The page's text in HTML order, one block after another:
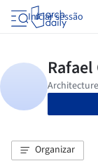
Iniciar sessão
Organizar